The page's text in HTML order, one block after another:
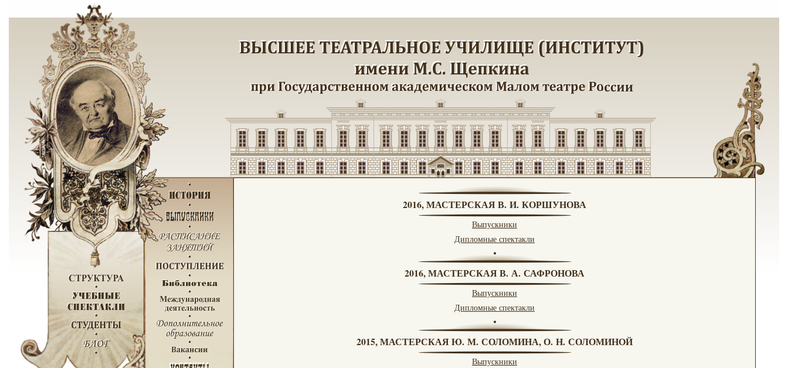
2016, МАСТЕРСКАЯ В. И. КОРШУНОВА
Выпускники
Дипломные спектакли
2016, МАСТЕРСКАЯ В. А. САФРОНОВА
Выпускники
Дипломные спектакли
2015, МАСТЕРСКАЯ Ю. М. СОЛОМИНА, О. Н. СОЛОМИНОЙ
Выпускники